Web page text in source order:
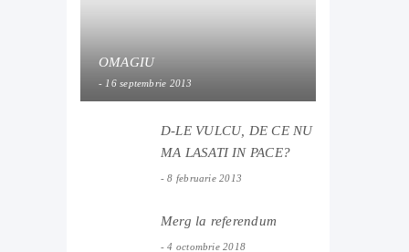
OMAGIU
16 septembrie 2013
D-LE VULCU, DE CE NU
MA LASATI IN PACE?
8 februarie 2013
Merg la referendum
4 octombrie 2018